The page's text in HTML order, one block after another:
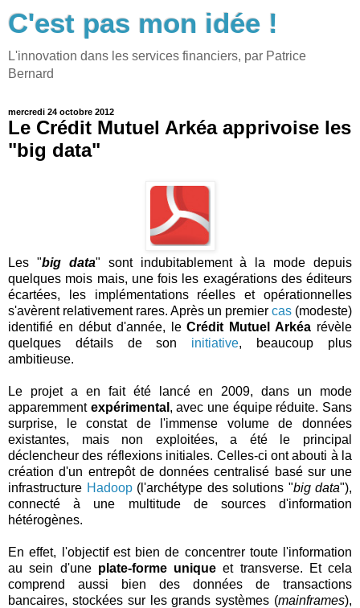
C'est pas mon idée !
L'innovation dans les services financiers, par Patrice
Bernard
mercredi 24 octobre 2012
Le Crédit Mutuel Arkéa apprivoise les
"big data"
Les "big data" sont indubitablement à la mode depuis
quelques mois mais, une fois les exagérations des éditeurs
écartées, les implémentations réelles et opérationnelles
s'avèrent relativement rares. Après un premier cas (modeste)
identifié en début d'année, leCrédit Mutuel Arkéa révèle
quelques détails de son initiative, beaucoup plus
ambitieuse.
Le projet a en fait été lancé en 2009, dans un mode
apparemment expérimental , avec une équipe réduite. Sans
surprise, le constat de l'immense volume de données
existantes, mais non exploitées, a été le principal
déclencheur des réflexions initiales. Celles-ci ont abouti à la
création d'un entrepôt de données centralisé basé sur une
infrastructure Hadoop(l'archétype des solutions "big data"),
connecté à une multitude de sources d'information
hétérogènes.
En effet, l'objectif est bien de concentrer toute l'information
au sein d'une plate-forme unique et transverse. Et cela
comprend aussi bien des données de transactions
bancaires, stockées sur les grands systèmes (mainframes),